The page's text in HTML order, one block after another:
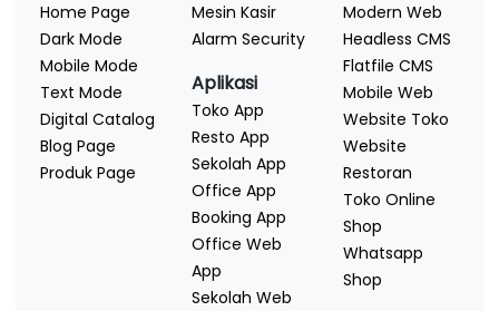
Home Page
Dark Mode
Mobile Mode
Text Mode
Digital Catalog
Blog Page
Produk Page
Mesin Kasir
Alarm Security
Aplikasi
Toko App
Resto App
Sekolah App
Office App
Booking App
Office Web
App
Sekolah Web
Modern Web
Headless CMS
Flatfile CMS
Mobile Web
Website Toko
Website
Restoran
Toko Online
Shop
Whatsapp
Shop